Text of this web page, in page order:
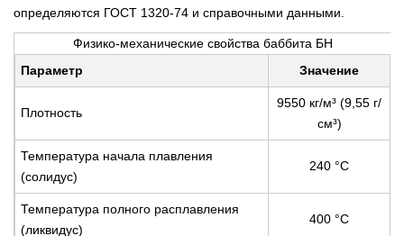
определяются ГОСТ 1320-74 и справочными данными.
Физико-механические свойства баббита БН
Параметр
Значение
Плотность
9550 кг/м³ (9,55 г/
см³)
Температура начала плавления
(солидус)
240 °С
Температура полного расплавления
(ликвидус)
400 °С